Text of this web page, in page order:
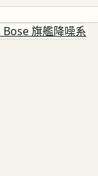
旗艦降噪系